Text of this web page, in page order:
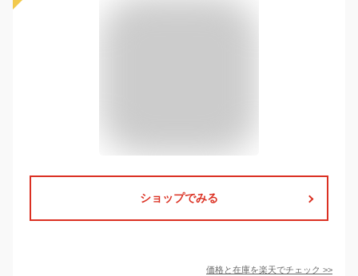
ショップでみる
価格と在庫を楽天でチェック >>